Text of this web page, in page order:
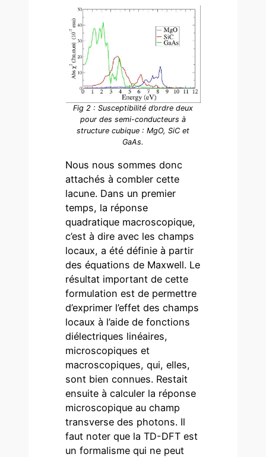
Fig 2 : Susceptibilité d’ordre deux
pour des semi-conducteurs à
structure cubique : MgO, SiC et
GaAs.
Nous nous sommes donc
attachés à combler cette
lacune. Dans un premier
temps, la réponse
quadratique macroscopique,
c’est à dire avec les champs
locaux, a été définie à partir
des équations de Maxwell. Le
résultat important de cette
formulation est de permettre
d’exprimer l’effet des champs
locaux à l’aide de fonctions
diélectriques linéaires,
microscopiques et
macroscopiques, qui, elles,
sont bien connues. Restait
ensuite à calculer la réponse
microscopique au champ
transverse des photons. Il
faut noter que la TD-DFT est
un formalisme qui ne peut